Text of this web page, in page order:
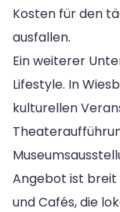
Kosten für den
ausfallen.
Ein weiterer
Lifestyle. In
kulturellen
Angebot ist
und Cafés, die